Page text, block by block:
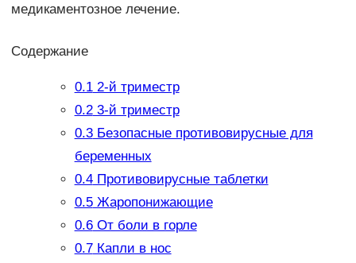
медикаментозное лечение.
Содержание
0.12-й триместр
0.23-й триместр
0.3Безопасные противовирусные для
беременных
0.4Противовирусные таблетки
0.5Жаропонижающие
0.6От боли в горле
0.7Капли в нос